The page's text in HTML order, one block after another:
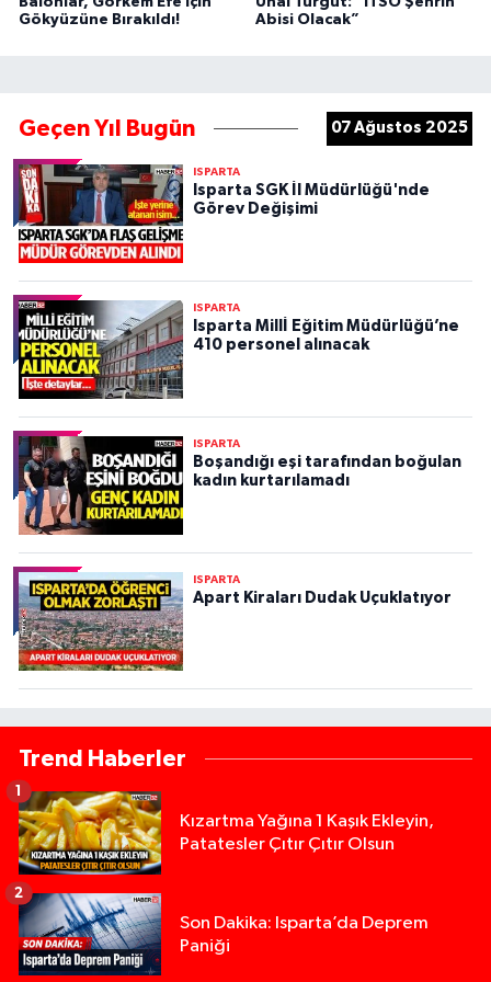
Gökyüzüne Bırakıldı!
Abisi Olacak”
Geçen Yıl Bugün 07 Ağustos 2025
ISPARTA
Isparta SGK İl Müdürlüğü'nde
Görev Değişimi
ISPARTA
Isparta Millİ Eğitim Müdürlüğü’ne
410 personel alınacak
ISPARTA
Boşandığı eşi tarafından boğulan
kadın kurtarılamadı
ISPARTA
Apart Kiraları Dudak Uçuklatıyor
Trend Haberler
Kızartma Yağına 1 Kaşık Ekleyin,
Patatesler Çıtır Çıtır Olsun
1
Son Dakika: Isparta’da Deprem
Paniği
2